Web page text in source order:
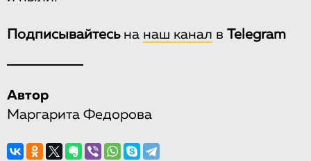
Подписывайтесьна наш канал в Telegram
Автор
Маргарита Федорова